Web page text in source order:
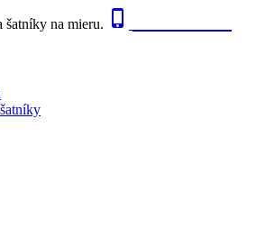
šatníky na mieru. 